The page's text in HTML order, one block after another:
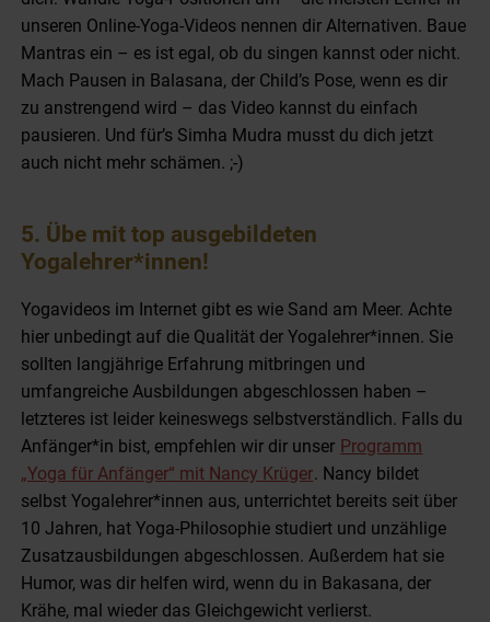
unseren Online-Yoga-Videos nennen dir Alternativen. Baue
Mantras ein – es ist egal, ob du singen kannst oder nicht.
Mach Pausen in Balasana, der Child’s Pose, wenn es dir
zu anstrengend wird – das Video kannst du einfach
pausieren. Und für’s Simha Mudra musst du dich jetzt
auch nicht mehr schämen. ;-)
5. Übe mit top ausgebildeten
Yogalehrer*innen!
Yogavideos im Internet gibt es wie Sand am Meer. Achte
hier unbedingt auf die Qualität der Yogalehrer*innen. Sie
sollten langjährige Erfahrung mitbringen und
umfangreiche Ausbildungen abgeschlossen haben –
letzteres ist leider keineswegs selbstverständlich. Falls du
Anfänger*in bist, empfehlen wir dir unser Programm
„Yoga für Anfänger“ mit Nancy Krüger. Nancy bildet
selbst Yogalehrer*innen aus, unterrichtet bereits seit über
10 Jahren, hat Yoga-Philosophie studiert und unzählige
Zusatzausbildungen abgeschlossen. Außerdem hat sie
Humor, was dir helfen wird, wenn du in Bakasana, der
Krähe, mal wieder das Gleichgewicht verlierst.